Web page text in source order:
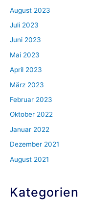
August 2023
Juli 2023
Juni 2023
Mai 2023
April 2023
März 2023
Februar 2023
Oktober 2022
Januar 2022
Dezember 2021
August 2021
Kategorien